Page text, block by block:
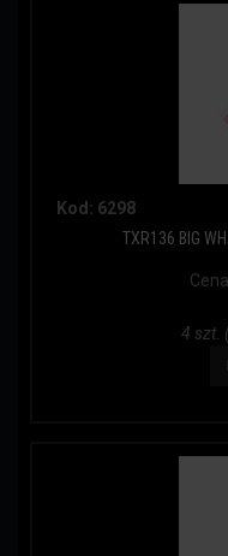
Kod: 6298
TXR136 BIG
4 szt.